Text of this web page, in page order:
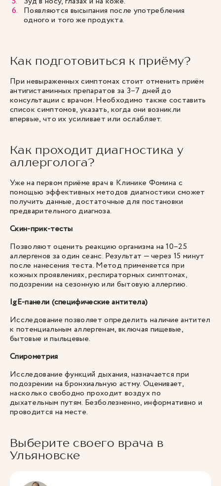
Появляются высыпания после употребления
одного и того же продукта.
Как подготовиться к приёму?
При невыраженных симптомах стоит отменить приём
антигистаминных препаратов за 3–7 дней до
консультации с врачом. Необходимо также составить
список симптомов, указать, когда они возникли
впервые, что их усиливает или ослабляет.
Как проходит диагностика у
аллерголога?
Уже на первом приёме врач в Клинике Фомина с
помощью эффективных методов диагностики сможет
получить данные, достаточные для постановки
предварительного диагноза.
Скин-прик-тесты
Позволяют оценить реакцию организма на 10–25
аллергенов за один сеанс. Результат — через 15 минут
после нанесения теста. Метод применяется при
кожных проявлениях, респираторных симптомах,
подозрении на сезонную или бытовую аллергию.
IgE-панели (специфические антитела)
Исследование позволяет определить наличие антител
к потенциальным аллергенам, включая пищевые,
бытовые и пыльцевые.
Спирометрия
Исследование функций дыхания, назначается при
подозрении на бронхиальную астму. Оценивает,
насколько свободно проходит воздух по
дыхательным путям. Безболезненно, информативно и
проводится на месте.
Выберите своего врача в
Ульяновске